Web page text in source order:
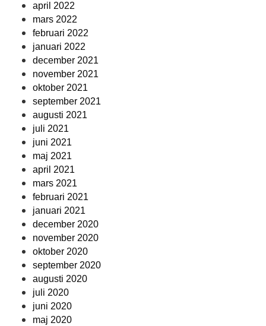
april 2022
mars 2022
februari 2022
januari 2022
december 2021
november 2021
oktober 2021
september 2021
augusti 2021
juli 2021
juni 2021
maj 2021
april 2021
mars 2021
februari 2021
januari 2021
december 2020
november 2020
oktober 2020
september 2020
augusti 2020
juli 2020
juni 2020
maj 2020